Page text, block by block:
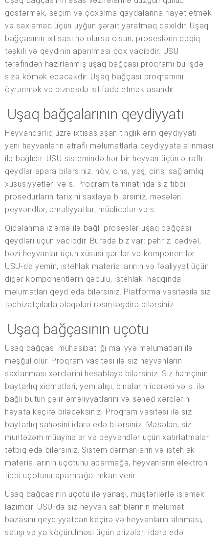
göstərmək, seçim və çoxalma qaydalarına riayət etmək
və saxlamaq üçün uyğun şərait yaratmaq daxildir. Uşaq
bağçasının ixtisası nə olursa olsun, proseslərin dəqiq
təşkili və qeydinin aparılması çox vacibdir. USU
tərəfindən hazırlanmış uşaq bağçası proqramı bu işdə
sizə kömək edəcəkdir. Uşaq bağçası proqramını
öyrənmək və biznesdə istifadə etmək asandır.
Uşaq bağçalarının qeydiyyatı
Heyvandarlıq üzrə ixtisaslaşan tingliklərin qeydiyyatı
yeni heyvanların ətraflı məlumatlarla qeydiyyata alınması
ilə bağlıdır. USU sistemində hər bir heyvan üçün ətraflı
qeydlər apara bilərsiniz: növ, cins, yaş, cins, sağlamlıq
xüsusiyyətləri və s. Proqram təminatında siz tibbi
prosedurların tarixini saxlaya bilərsiniz, məsələn,
peyvəndlər, əməliyyatlar, müalicələr və s.
Qidalanma izləmə ilə bağlı proseslər uşaq bağçası
qeydləri üçün vacibdir. Burada biz var: pəhriz, cədvəl,
bəzi heyvanlar üçün xüsusi şərtlər və komponentlər.
USU-da yemin, istehlak materiallarının və fəaliyyət üçün
digər komponentlərin qəbulu, istehlakı haqqında
məlumatları qeyd edə bilərsiniz. Platforma vasitəsilə siz
təchizatçılarla əlaqələri rəsmiləşdirə bilərsiniz.
Uşaq bağçasının uçotu
Uşaq bağçası mühasibatlığı maliyyə məlumatları ilə
məşğul olur. Proqram vasitəsi ilə siz heyvanların
saxlanması xərclərini hesablaya bilərsiniz. Siz həmçinin
baytarlıq xidmətləri, yem alışı, binaların icarəsi və s. ilə
bağlı bütün gəlir əməliyyatlarını və sənəd xərclərini
həyata keçirə biləcəksiniz. Proqram vasitəsi ilə siz
baytarlıq sahəsini idarə edə bilərsiniz. Məsələn, siz
müntəzəm müayinələr və peyvəndlər üçün xatırlatmalar
tətbiq edə bilərsiniz. Sistem dərmanların və istehlak
materiallarının uçotunu aparmağa, heyvanların elektron
tibbi uçotunu aparmağa imkan verir.
Uşaq bağçasının uçotu ilə yanaşı, müştərilərlə işləmək
lazımdır. USU-da siz heyvan sahiblərinin məlumat
bazasını qeydiyyatdan keçirə və heyvanların alınması,
satışı və ya köçürülməsi üçün ərizələri idarə edə